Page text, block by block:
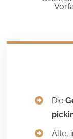
Die
Alte,